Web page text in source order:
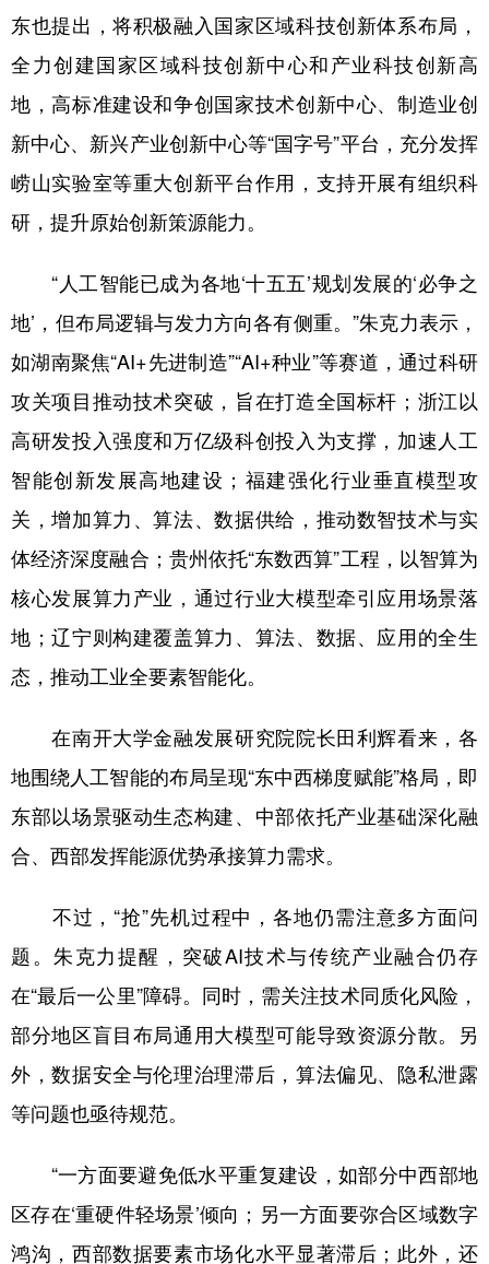
东也提出，将积极融入国家区域科技创新体系布局，
全力创建国家区域科技创新中心和产业科技创新高
地，高标准建设和争创国家技术创新中心、制造业创
新中心、新兴产业创新中心等“国字号”平台，充分发挥
崂山实验室等重大创新平台作用，支持开展有组织科
研，提升原始创新策源能力。
“人工智能已成为各地‘十五五’规划发展的‘必争之
地’，但布局逻辑与发力方向各有侧重。”朱克力表示，
如湖南聚焦“AI+先进制造”“AI+种业”等赛道，通过科研
攻关项目推动技术突破，旨在打造全国标杆；浙江以
高研发投入强度和万亿级科创投入为支撑，加速人工
智能创新发展高地建设；福建强化行业垂直模型攻
关，增加算力、算法、数据供给，推动数智技术与实
体经济深度融合；贵州依托“东数西算”工程，以智算为
核心发展算力产业，通过行业大模型牵引应用场景落
地；辽宁则构建覆盖算力、算法、数据、应用的全生
态，推动工业全要素智能化。
在南开大学金融发展研究院院长田利辉看来，各
地围绕人工智能的布局呈现“东中西梯度赋能”格局，即
东部以场景驱动生态构建、中部依托产业基础深化融
合、西部发挥能源优势承接算力需求。
不过，“抢”先机过程中，各地仍需注意多方面问
题。朱克力提醒，突破AI技术与传统产业融合仍存
在“最后一公里”障碍。同时，需关注技术同质化风险，
部分地区盲目布局通用大模型可能导致资源分散。另
外，数据安全与伦理治理滞后，算法偏见、隐私泄露
等问题也亟待规范。
“一方面要避免低水平重复建设，如部分中西部地
区存在‘重硬件轻场景’倾向；另一方面要弥合区域数字
鸿沟，西部数据要素市场化水平显著滞后；此外，还